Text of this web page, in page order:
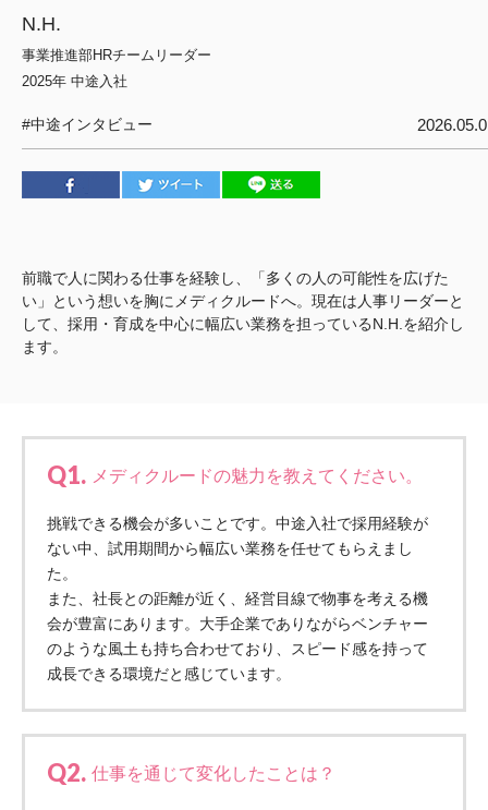
社会福祉法人 福ふく
福ふく
S-Labo（渋谷院）
医療法人社団 デンタルケアコミュニティ
フォレストデンタルクリニック
松園病院介護医療院
複合ケアセンターまつぞの
医療法人 鴻愛会
こうのす共生病院
OKP with Life クリニック
こうのすナーシングホーム共生園
あげお共生の家
洛桂の郷
N.H.
事業推進部HRチームリーダー
2025年 中途入社
#中途インタビュー
前職で人に関わる仕事を経験し、「多くの人の可能性を広げた
い」という想いを胸にメディクルードへ。現在は人事リーダーと
して、採用・育成を中心に幅広い業務を担っているN.H.を紹介し
ます。
Q1. メディクルードの魅力を教えてください。
挑戦できる機会が多いことです。中途入社で採用経験が
ない中、試用期間から幅広い業務を任せてもらえまし
た。
また、社長との距離が近く、経営目線で物事を考える機
会が豊富にあります。大手企業でありながらベンチャー
のような風土も持ち合わせており、スピード感を持って
成長できる環境だと感じています。
Q2. 仕事を通じて変化したことは？